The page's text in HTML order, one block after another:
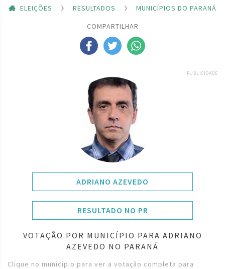
ELEIÇÕES RESULTADOS
MUNICÍPIOS DO PARANÁ
COMPARTILHAR
PUBLICIDADE
ADRIANO AZEVEDO
RESULTADO NO PR
VOTAÇÃO POR MUNICÍPIO PARA ADRIANO
AZEVEDO NO PARANÁ
Clique no município para ver a votação completa para